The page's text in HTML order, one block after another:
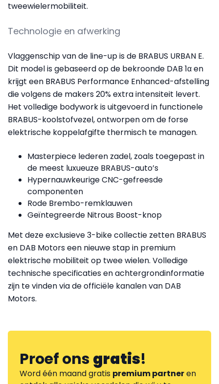
tweewielermobiliteit.
Technologie en afwerking
Vlaggenschip van de line-up is de BRABUS URBAN E.
Dit model is gebaseerd op de bekroonde DAB 1α en
krijgt een BRABUS Performance Enhanced-afstelling
die volgens de makers 20% extra intensiteit levert.
Het volledige bodywork is uitgevoerd in functionele
BRABUS-koolstofvezel, ontworpen om de forse
elektrische koppelafgifte thermisch te managen.
Masterpiece lederen zadel, zoals toegepast in
de meest luxueuze BRABUS-auto’s
Hypernauwkeurige CNC-gefreesde
componenten
Rode Brembo-remklauwen
Geïntegreerde Nitrous Boost-knop
Met deze exclusieve 3-bike collectie zetten BRABUS
en DAB Motors een nieuwe stap in premium
elektrische mobiliteit op twee wielen. Volledige
technische specificaties en achtergrondinformatie
zijn te vinden via de officiële kanalen van DAB
Motors.
Proef onsgratis!
Word één maand gratis premium partneren